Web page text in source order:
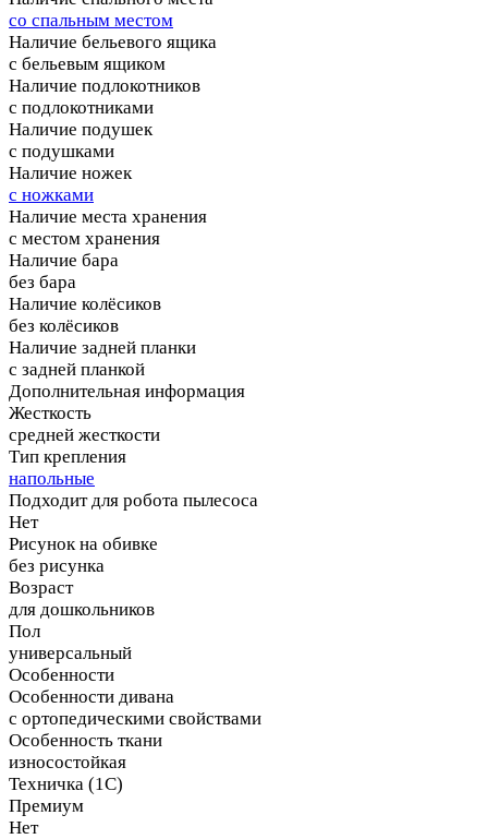
со спальным местом
Наличие бельевого ящика
с бельевым ящиком
Наличие подлокотников
с подлокотниками
Наличие подушек
с подушками
Наличие ножек
с ножками
Наличие места хранения
с местом хранения
Наличие бара
без бара
Наличие колёсиков
без колёсиков
Наличие задней планки
с задней планкой
Дополнительная информация
Жесткость
средней жесткости
Тип крепления
напольные
Подходит для робота пылесоса
Нет
Рисунок на обивке
без рисунка
Возраст
для дошкольников
Пол
универсальный
Особенности
Особенности дивана
с ортопедическими свойствами
Особенность ткани
износостойкая
Техничка (1С)
Премиум
Нет